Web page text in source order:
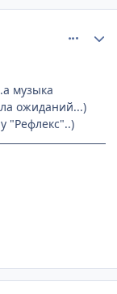
музыка
ожиданий...)
"Рефлекс"..)